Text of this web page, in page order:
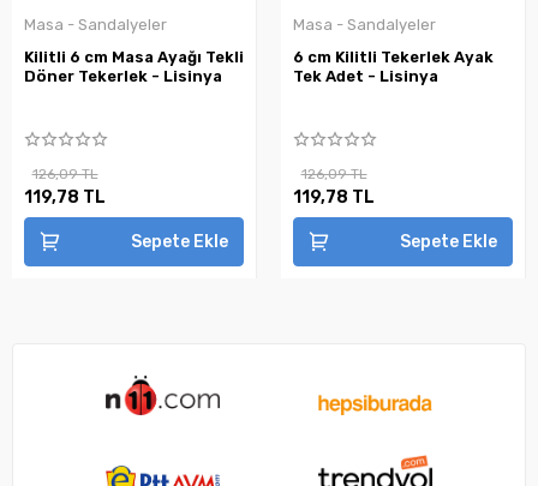
Masa - Sandalyeler
Kilitli 6 cm Masa Ayağı Tekli
Döner Tekerlek - Lisinya
126,09 TL
119,78 TL
Sepete Ekle
Masa - Sandalyeler
6 cm Kilitli Tekerlek Ayak
Tek Adet - Lisinya
126,09 TL
119,78 TL
Sepete Ekle